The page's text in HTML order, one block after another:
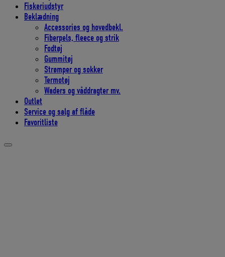
Fiskeriudstyr
Beklædning
Accessories og hovedbekl.
Fiberpels, fleece og strik
Fodtøj
Gummitøj
Strømper og sokker
Termotøj
Waders og våddragter mv.
Outlet
Service og salg af flåde
Favoritliste